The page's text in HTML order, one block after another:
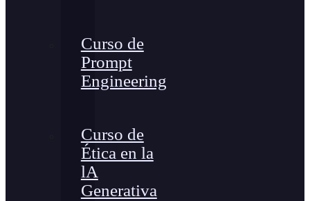
Curso de
Prompt
Engineering
Curso de
Ética en la
lA
Generativa